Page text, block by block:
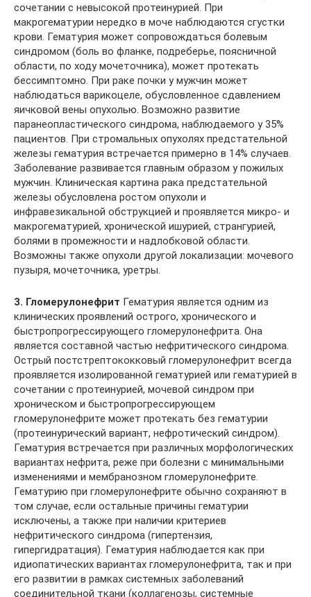
сочетании с невысокой протеинурией. При
макрогематурии нередко в моче наблюдаются сгустки
крови. Гематурия может сопровождаться болевым
синдромом (боль во фланке, подреберье, поясничной
области, по ходу мочеточника), может протекать
бессимптомно. При раке почки у мужчин может
наблюдаться варикоцеле, обусловленное сдавлением
яичковой вены опухолью. Возможно развитие
паранеопластического синдрома, наблюдаемого у 35%
пациентов. При стромальных опухолях предстательной
железы гематурия встречается примерно в 14% случаев.
Заболевание развивается главным образом у пожилых
мужчин. Клиническая картина рака предстательной
железы обусловлена ростом опухоли и
инфравезикальной обструкцией и проявляется микро- и
макрогематурией, хронической ишурией, странгурией,
болями в промежности и надлобковой области.
Возможны также опухоли другой локализации: мочевого
пузыря, мочеточника, уретры.
3. Гломерулонефрит Гематурия является одним из
клинических проявлений острого, хронического и
быстропрогрессирующего гломерулонефрита. Она
является составной частью нефритического синдрома.
Острый постстрептококковый гломерулонефрит всегда
проявляется изолированной гематурией или гематурией в
сочетании с протеинурией, мочевой синдром при
хроническом и быстропрогрессирующем
гломерулонефрите может протекать без гематурии
(протеинурический вариант, нефротический синдром).
Гематурия встречается при различных морфологических
вариантах нефрита, реже при болезни с минимальными
изменениями и мембранозном гломерулонефрите.
Гематурию при гломерулонефрите обычно сохраняют в
том случае, если остальные причины гематурии
исключены, а также при наличии критериев
нефритического синдрома (гипертензия,
гипергидратация). Гематурия наблюдается как при
идиопатических вариантах гломерулонефрита, так и при
его развитии в рамках системных заболеваний
соединительной ткани (коллагенозы, системные